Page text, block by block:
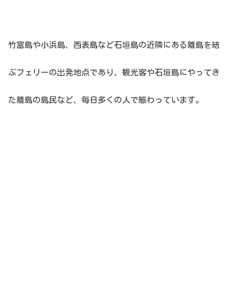
竹富島や小浜島、西表島など石垣島の近隣にある離島を結
ぶフェリーの出発地点であり、観光客や石垣島にやってき
た離島の島民など、毎日多くの人で賑わっています。